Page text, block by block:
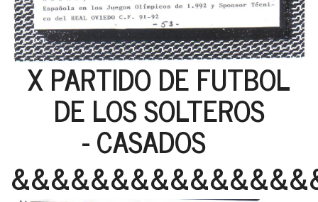
X PARTIDO DE FUTBOL
DE LOS SOLTEROS
- CASADOS